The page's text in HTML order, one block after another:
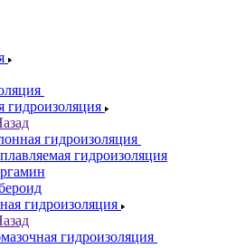
гидроизоляция
гидроизоляция
гидроизоляция
гидроизоляция
гидроизоляция